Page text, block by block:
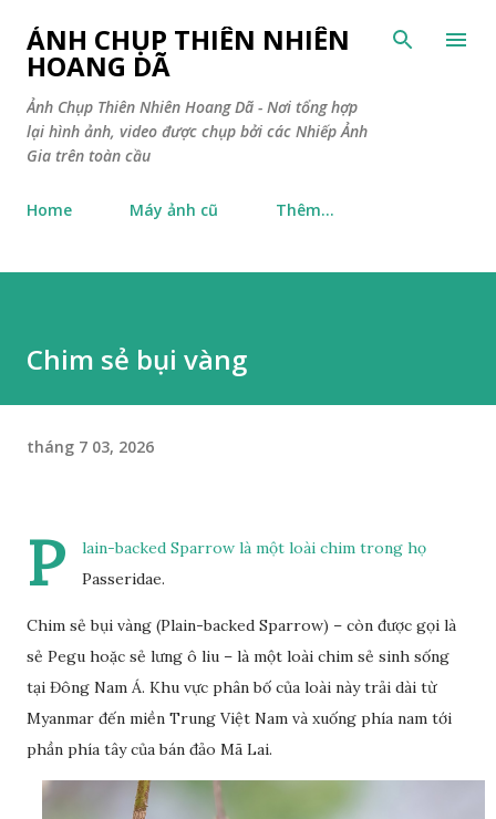
Chuyển đến nội dung chính
ẢNH CHỤP THIÊN NHIÊN
HOANG DÃ
Ảnh Chụp Thiên Nhiên Hoang Dã - Nơi tổng hợp
lại hình ảnh, video được chụp bởi các Nhiếp Ảnh
Gia trên toàn cầu
Home Máy ảnh cũ Thêm…
Chim sẻ bụi vàng
tháng 7 03, 2026
P
lain-backed Sparrow là một loài chim trong họ
Passeridae.
Chim sẻ bụi vàng (Plain-backed Sparrow) – còn được gọi là
sẻ Pegu hoặc sẻ lưng ô liu – là một loài chim sẻ sinh sống
tại Đông Nam Á. Khu vực phân bố của loài này trải dài từ
Myanmar đến miền Trung Việt Nam và xuống phía nam tới
phần phía tây của bán đảo Mã Lai.